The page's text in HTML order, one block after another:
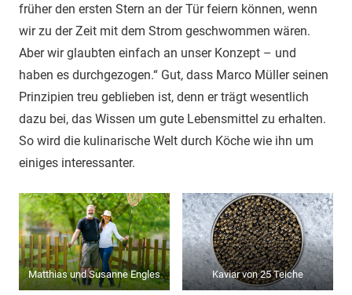
früher den ersten Stern an der Tür feiern können, wenn
wir zu der Zeit mit dem Strom geschwommen wären.
Aber wir glaubten einfach an unser Konzept – und
haben es durchgezogen.“ Gut, dass Marco Müller seinen
Prinzipien treu geblieben ist, denn er trägt wesentlich
dazu bei, das Wissen um gute Lebensmittel zu erhalten.
So wird die kulinarische Welt durch Köche wie ihn um
einiges interessanter.
Matthias und Susanne Engles Kaviar von 25 Teiche